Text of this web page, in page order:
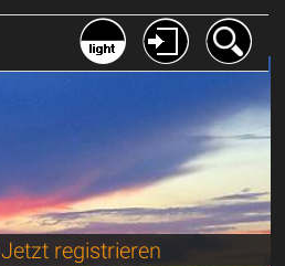
Jetzt registrieren